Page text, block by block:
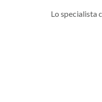
Lo specialista